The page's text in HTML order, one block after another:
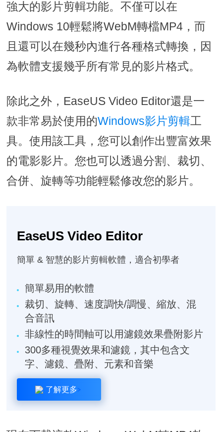
強大的影片剪輯功能。不僅可以在
Windows 10輕鬆將WebM轉檔MP4，而
且還可以在幾秒內進行各種格式轉換，因
為軟體支援幾乎所有常見的影片格式。
除此之外，EaseUS Video Editor還是一
款非常易於使用的Windows影片剪輯工
具。使用該工具，您可以創作出豐富效果
的電影影片。您也可以透過分割、裁切、
合併、旋轉等功能輕鬆修改您的影片。
EaseUS Video Editor
簡單 & 智慧的影片剪輯軟體，適合初學者
簡單易用的軟體
裁切、旋轉、速度調快/調慢、縮放、混
合音訊
非線性的時間軸可以用濾鏡效果疊附影片
300多種視覺效果和濾鏡，其中包含文
字、濾鏡、疊附、元素和音樂
了解更多